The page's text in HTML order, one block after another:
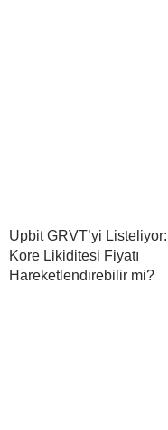
Upbit GRVT’yi Listeliyor:
Kore Likiditesi Fiyatı
Hareketlendirebilir mi?